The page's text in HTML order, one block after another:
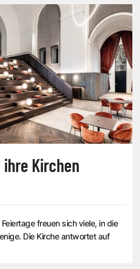
Kirchen
freuen sich viele, in die
Die Kirche antwortet auf